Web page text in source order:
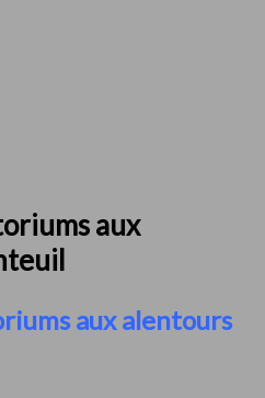
aux
aux alentours